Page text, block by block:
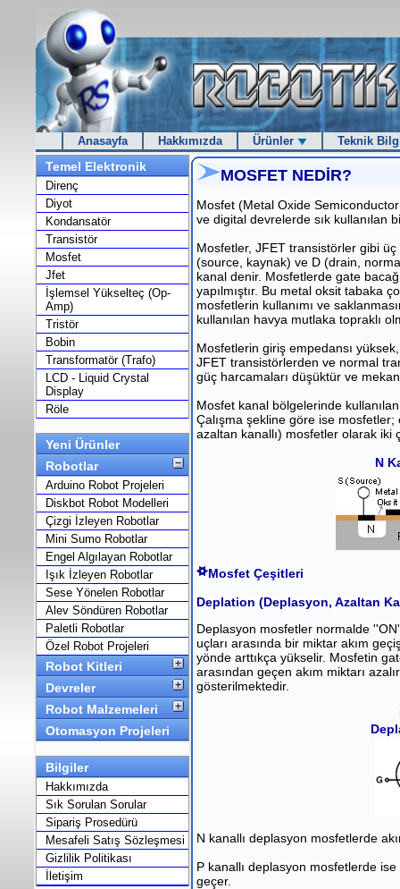
Anasayfa Hakkımızda Ürünler Teknik
Temel Elektronik
Direnç
Diyot
Kondansatör
Transistör
Mosfet
Jfet
İşlemsel Yükselteç (Op-
Amp)
Tristör
Bobin
Transformatör (Trafo)
LCD - Liquid Crystal
Display
Röle
Yeni Ürünler
Robotlar
Arduino Robot Projeleri
Diskbot Robot Modelleri
Çizgi İzleyen Robotlar
Mini Sumo Robotlar
Engel Algılayan Robotlar
Işık İzleyen Robotlar
Sese Yönelen Robotlar
Alev Söndüren Robotlar
Paletli Robotlar
Özel Robot Projeleri
Robot Kitleri
Devreler
Robot Malzemeleri
Otomasyon Projeleri
Bilgiler
Hakkımızda
Sık Sorulan Sorular
Sipariş Prosedürü
Mesafeli Satış Sözleşmesi
Gizlilik Politikası
İletişim
MOSFET NEDİR?
Mosfet (Metal Oxide
ve digital devrelerde sık kullanılan
Mosfetler, JFET transistörler gibi
(source, kaynak) ve D (drain,
kanal denir. Mosfetlerde gate
yapılmıştır. Bu metal oksit tabaka
mosfetlerin kullanımı ve
kullanılan havya mutlaka topraklı
Mosfetlerin giriş empedansı
JFET transistörlerden ve normal
güç harcamaları düşüktür ve
Mosfet kanal bölgelerinde
Çalışma şekline göre ise
azaltan kanallı) mosfetler olarak iki
N
Mosfet Çeşitleri
Deplation (Deplasyon, Azaltan
Deplasyon mosfetler normalde
uçları arasında bir miktar akım
yönde arttıkça yükselir. Mosfetin
arasından geçen akım miktarı
gösterilmektedir.
N kanallı deplasyon mosfetlerde
P kanallı deplasyon mosfetlerde
geçer.